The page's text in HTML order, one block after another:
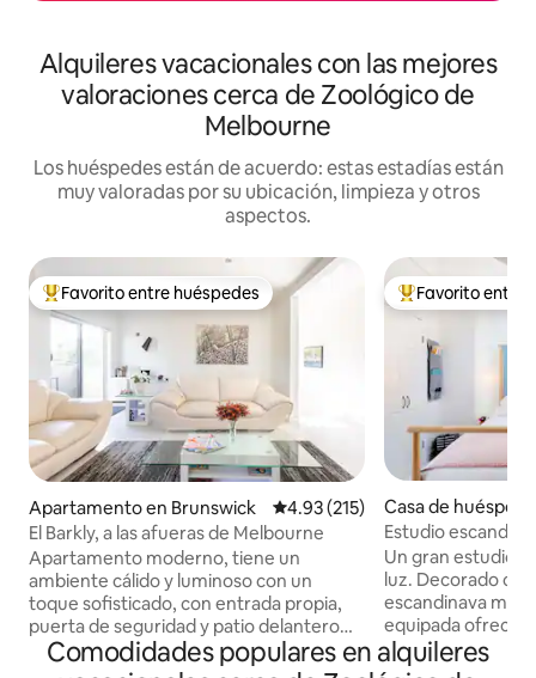
Alquileres vacacionales con las mejores
valoraciones cerca de Zoológico de
Melbourne
Los huéspedes están de acuerdo: estas estadías están
muy valoradas por su ubicación, limpieza y otros
aspectos.
Favorito entre huéspedes preferido
Favorito entre huéspedes
Apartamento en Brunswick Calificación promedio: 4.93 de
4.93 (215)
El Barkly, a las afueras de Melbourne
Apartamento moderno, tiene un
ambiente cálido y luminoso con un
toque sofisticado, con entrada propia,
puerta de seguridad y patio delantero
con zona de barbacoa. Planta baja:
garaje doble, vestíbulo de entrada,
Favorito entre
Favorito entre
Casa de
ces Hill
Estudio
Carlton North
Un gran estudio
luz. Decorado
escandinava
equipada ofrece
con instalaciones
inducción, horno
Comodidades populares en alquileres